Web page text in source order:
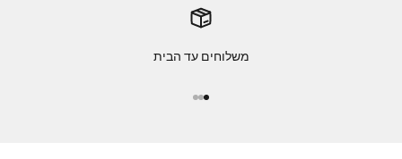
משלוחים עד הבית